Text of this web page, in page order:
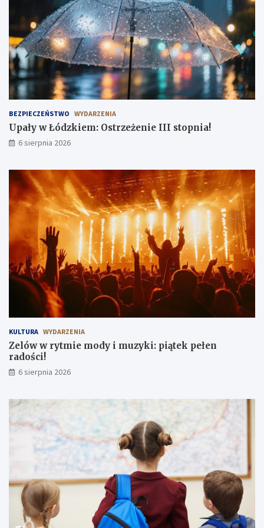
a
!
r
a
d
o
ś
c
i
!
BEZPIECZEŃSTWO WYDARZENIA
Upały w Łódzkiem: Ostrzeżenie III stopnia!
6 sierpnia 2026
KULTURA WYDARZENIA
Zelów w rytmie mody i muzyki: piątek pełen
radości!
6 sierpnia 2026